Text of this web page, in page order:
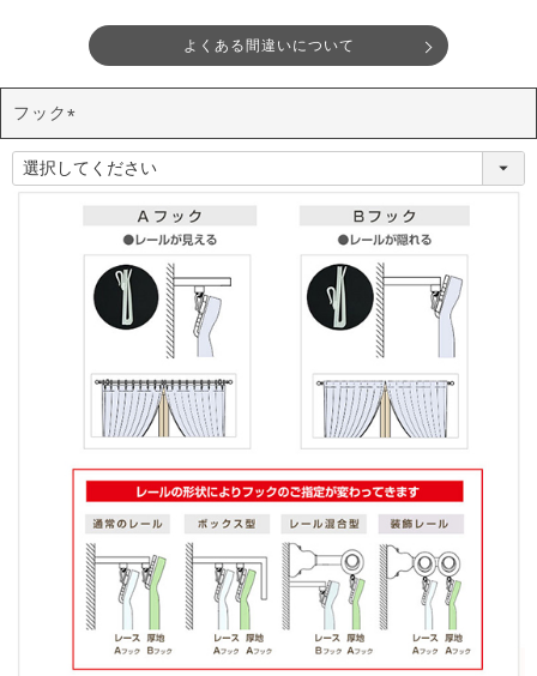
よくある間違いについて
フック
(
必
須